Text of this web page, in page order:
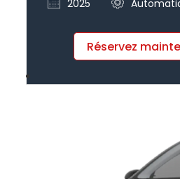
2025
Réservez